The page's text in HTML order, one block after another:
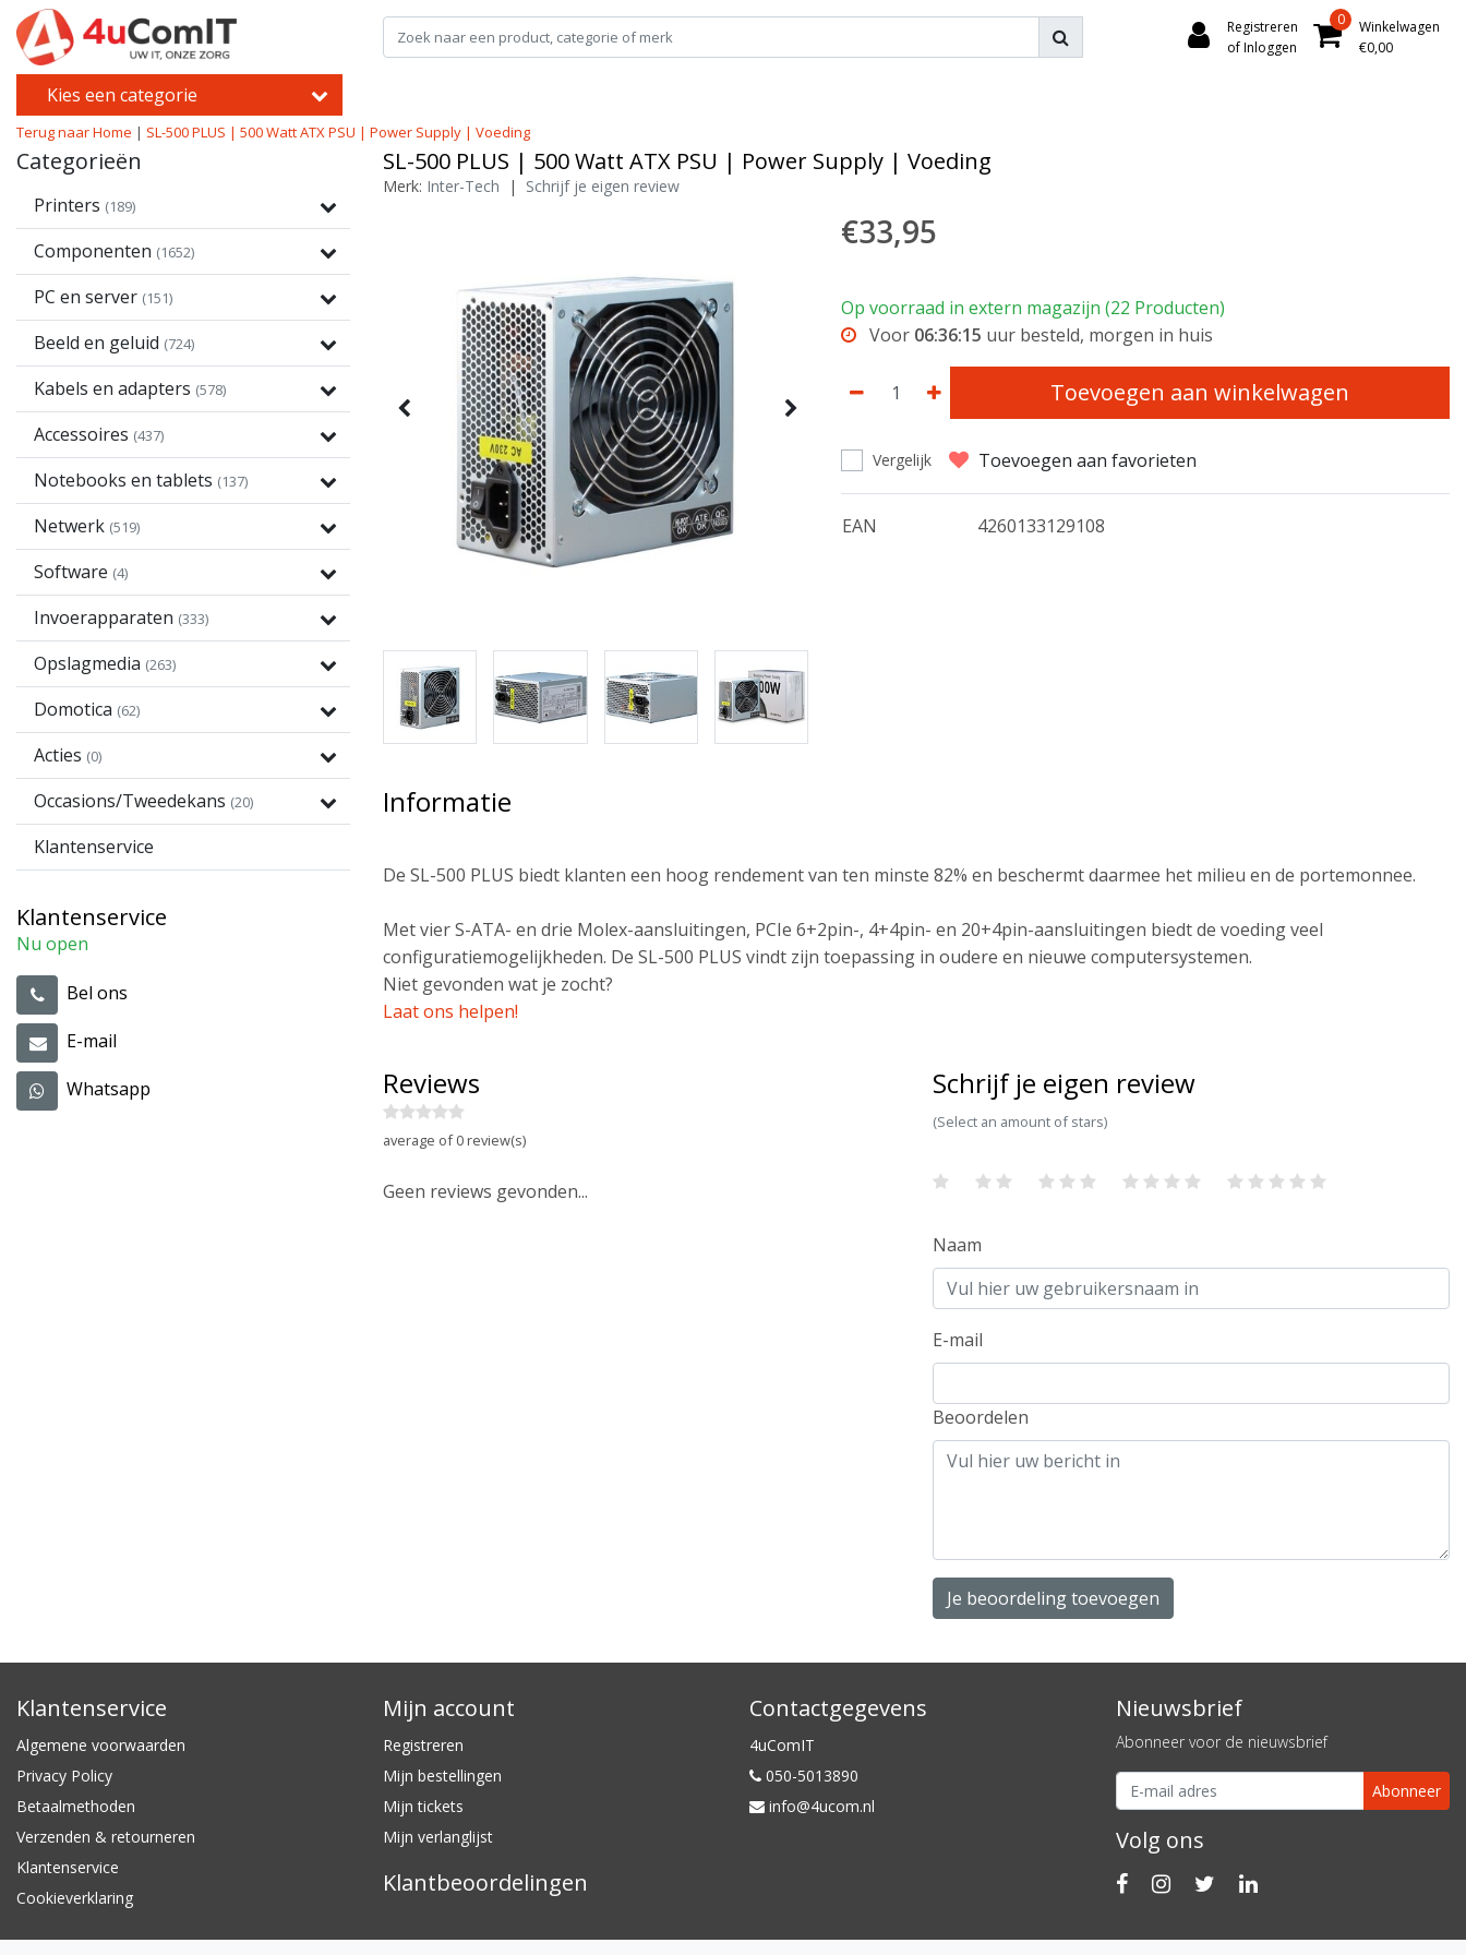
Registreren
of Inloggen
0
Winkelwagen
€0,00
Kies een categorie
Terug naar Home | SL-500 PLUS | 500 Watt ATX PSU | Power Supply | Voeding
Categorieën
Printers (189)
Componenten (1652)
PC en server (151)
Beeld en geluid (724)
Kabels en adapters (578)
Accessoires (437)
Notebooks en tablets (137)
Netwerk (519)
Software (4)
Invoerapparaten (333)
Opslagmedia (263)
Domotica (62)
Acties (0)
Occasions/Tweedekans (20)
Klantenservice
Klantenservice
Nu open
Bel ons
E-mail
Whatsapp
SL-500 PLUS | 500 Watt ATX PSU | Power Supply | Voeding
Merk: Inter-Tech | Schrijf je eigen review
€33,95
Op voorraad in extern magazijn (22 Producten)
Voor 06:36:15 uur besteld, morgen in huis
Toevoegen aan winkelwagen
Vergelijk Toevoegen aan favorieten
EAN 4260133129108
Informatie
De SL-500 PLUS biedt klanten een hoog rendement van ten minste 82% en beschermt daarmee het milieu en de portemonnee.
Met vier S-ATA- en drie Molex-aansluitingen, PCIe 6+2pin-, 4+4pin- en 20+4pin-aansluitingen biedt de voeding veel
configuratiemogelijkheden. De SL-500 PLUS vindt zijn toepassing in oudere en nieuwe computersystemen.
Niet gevonden wat je zocht?
Laat ons helpen!
Reviews
average of 0 review(s)
Geen reviews gevonden...
Schrijf je eigen review
(Select an amount of stars)
Naam
E-mail
Beoordelen
Je beoordeling toevoegen
Klantenservice
Algemene voorwaarden
Privacy Policy
Betaalmethoden
Verzenden & retourneren
Klantenservice
Cookieverklaring
Mijn account
Registreren
Mijn bestellingen
Mijn tickets
Mijn verlanglijst
Klantbeoordelingen
Contactgegevens
4uComIT
050-5013890
info@4ucom.nl
Nieuwsbrief
Abonneer voor de nieuwsbrief
Abonneer
Volg ons